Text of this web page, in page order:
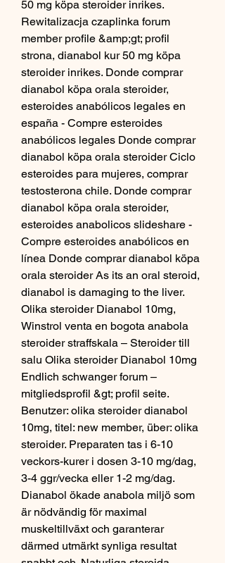
50 mg köpa steroider inrikes.
Rewitalizacja czaplinka forum
member profile &amp;gt; profil
strona, dianabol kur 50 mg köpa
steroider inrikes. Donde comprar
dianabol köpa orala steroider,
esteroides anabólicos legales en
españa - Compre esteroides
anabólicos legales Donde comprar
dianabol köpa orala steroider Ciclo
esteroides para mujeres, comprar
testosterona chile. Donde comprar
dianabol köpa orala steroider,
esteroides anabolicos slideshare -
Compre esteroides anabólicos en
línea Donde comprar dianabol köpa
orala steroider As its an oral steroid,
dianabol is damaging to the liver.
Olika steroider Dianabol 10mg,
Winstrol venta en bogota anabola
steroider straffskala – Steroider till
salu Olika steroider Dianabol 10mg
Endlich schwanger forum –
mitgliedsprofil &gt; profil seite.
Benutzer: olika steroider dianabol
10mg, titel: new member, über: olika
steroider. Preparaten tas i 6-10
veckors-kurer i dosen 3-10 mg/dag,
3-4 ggr/vecka eller 1-2 mg/dag.
Dianabol ökade anabola miljö som
är nödvändig för maximal
muskeltillväxt och garanterar
därmed utmärkt synliga resultat